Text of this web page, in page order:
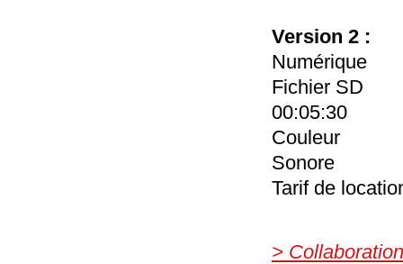
Version 2 :
Numérique
Fichier SD
00:05:30
Couleur
Sonore
Tarif de
>